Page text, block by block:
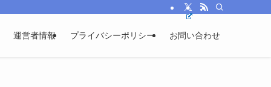
運営者情報 プライバシーポリシー お問い合わせ